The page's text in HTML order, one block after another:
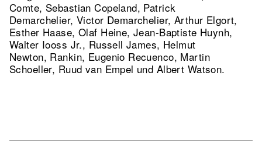
Comte, Sebastian Copeland, Patrick
Demarchelier, Victor Demarchelier, Arthur Elgort,
Esther Haase, Olaf Heine, Jean-Baptiste Huynh,
Walter Iooss Jr., Russell James, Helmut
Newton, Rankin, Eugenio Recuenco, Martin
Schoeller, Ruud van Empel und Albert Watson.